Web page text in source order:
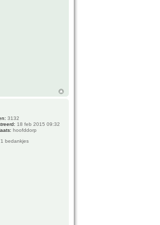
3132
18 feb 2015 09:32
hoofddorp
bedankjes